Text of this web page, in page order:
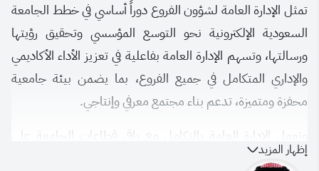
تمثل الإدارة العامة لشؤون الفروع دوراً أساسي في خطط الجامعة
السعودية الإلكترونية نحو التوسع المؤسسي وتحقيق رؤيتها
ورسالتها، وتسهم الإدارة العامة بفاعلية في تعزيز الأداء الأكاديمي
والإداري المتكامل في جميع الفروع، بما يضمن بيئة جامعية
محفزة ومتميزة، تدعم بناء مجتمع معرفي وإنتاجي.
وتعمل الإدارة العامة بالتكامل مع باقي قطاعات الجامعة على
تطوير منظومة أعمال نوعية تستند إلى الاستدامة والابتكار، كما
إظهار المزيد